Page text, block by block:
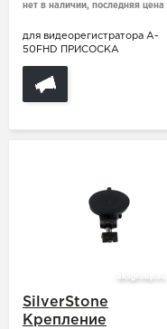
нет в наличии, последняя цена
для видеорегистратора A-
50FHD ПРИСОСКА
SilverStone
Крепление